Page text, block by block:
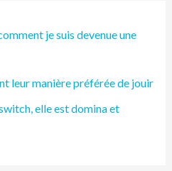
je suis devenue une
leur manière préférée de jouir
elle est domina et